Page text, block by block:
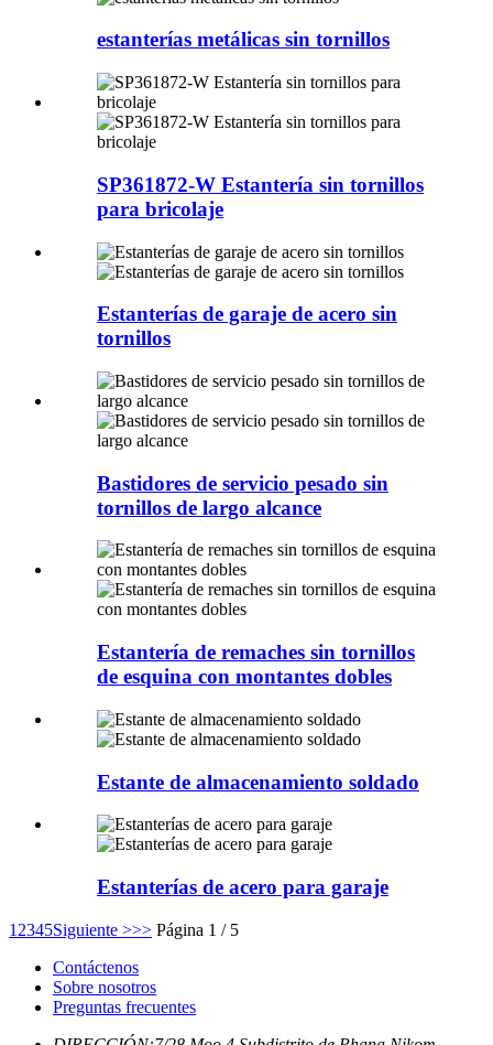
estanterías metálicas sin tornillos
SP361872-W Estantería sin tornillos
para bricolaje
Estanterías de garaje de acero sin
tornillos
Bastidores de servicio pesado sin
tornillos de largo alcance
Estantería de remaches sin tornillos
de esquina con montantes dobles
Estante de almacenamiento soldado
Estanterías de acero para garaje
1 2345Siguiente >>> Página 1 / 5
Contáctenos
Sobre nosotros
Preguntas frecuentes